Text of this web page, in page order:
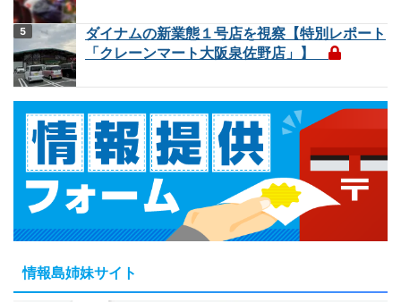
ダイナムの新業態１号店を視察【特別レポート
「クレーンマート大阪泉佐野店」】
情報島姉妹サイト